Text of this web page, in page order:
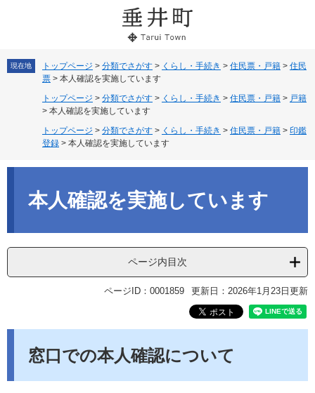
へ
現在地 トップページ > 分類でさがす > くらし・手続き > 住民票・戸籍 > 住民
票 > 本人確認を実施しています
トップページ > 分類でさがす > くらし・手続き > 住民票・戸籍 > 戸籍
> 本人確認を実施しています
トップページ > 分類でさがす > くらし・手続き > 住民票・戸籍 > 印鑑
登録 > 本人確認を実施しています
本人確認を実施しています
ページ内目次
ページID：0001859 更新日：2026年1月23日更新
窓口での本人確認について